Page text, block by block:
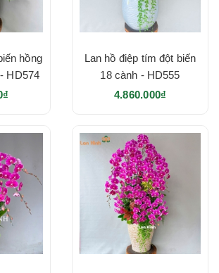
hồng
HD574
Lan hồ điệp tím đột biến
18 cành - HD555
4.860.000₫